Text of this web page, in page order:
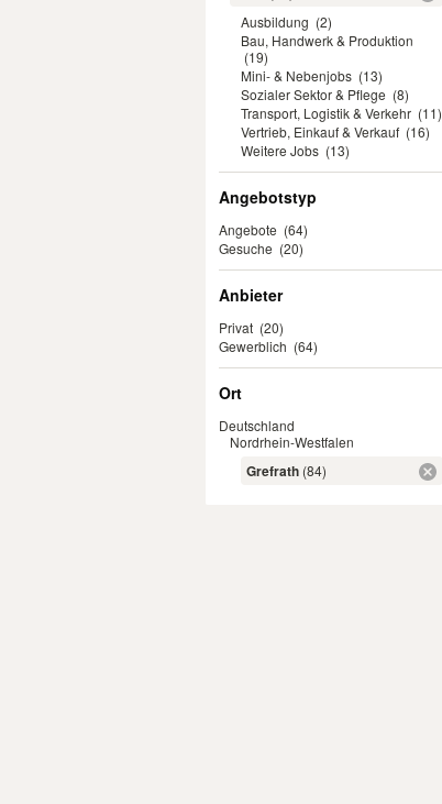
Ausbildung (2)
Bau, Handwerk & Produktion
(19)
Mini- & Nebenjobs (13)
Sozialer Sektor & Pflege (8)
Transport, Logistik & Verkehr (11)
Vertrieb, Einkauf & Verkauf (16)
Weitere Jobs (13)
Angebotstyp
Angebote (64)
Gesuche (20)
Anbieter
Privat (20)
Gewerblich (64)
Ort
Deutschland
Nordrhein-Westfalen
Grefrath (84)